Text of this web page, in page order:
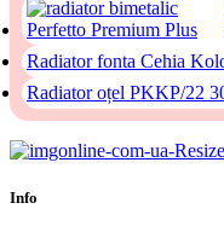
Radiator fonta Cehia
Radiator oțel PKKP/22
Info